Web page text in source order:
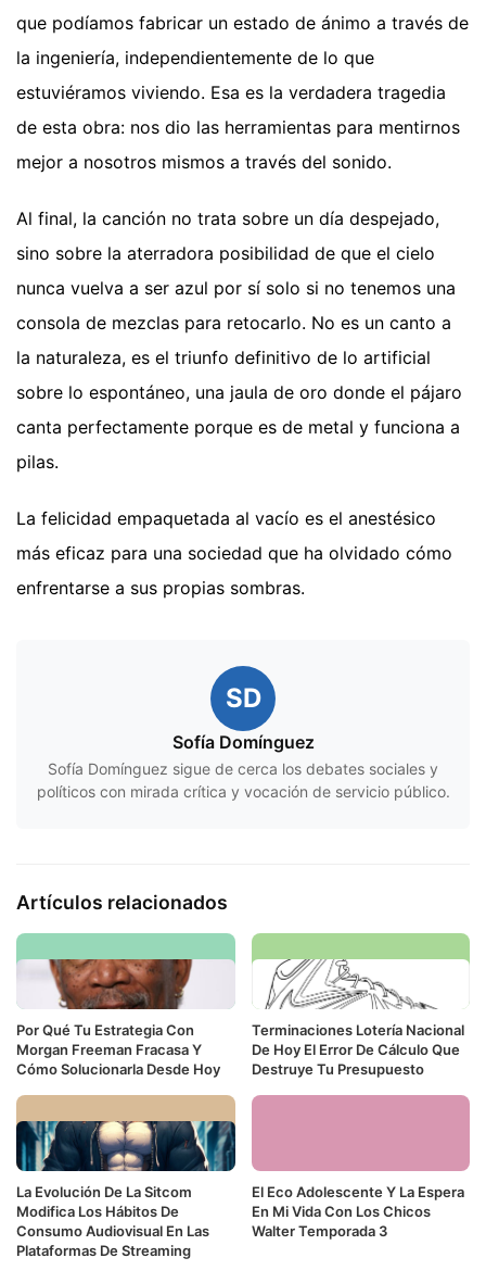
que podíamos fabricar un estado de ánimo a través de
la ingeniería, independientemente de lo que
estuviéramos viviendo. Esa es la verdadera tragedia
de esta obra: nos dio las herramientas para mentirnos
mejor a nosotros mismos a través del sonido.
Al final, la canción no trata sobre un día despejado,
sino sobre la aterradora posibilidad de que el cielo
nunca vuelva a ser azul por sí solo si no tenemos una
consola de mezclas para retocarlo. No es un canto a
la naturaleza, es el triunfo definitivo de lo artificial
sobre lo espontáneo, una jaula de oro donde el pájaro
canta perfectamente porque es de metal y funciona a
pilas.
La felicidad empaquetada al vacío es el anestésico
más eficaz para una sociedad que ha olvidado cómo
enfrentarse a sus propias sombras.
SD
Sofía Domínguez
Sofía Domínguez sigue de cerca los debates sociales y
políticos con mirada crítica y vocación de servicio público.
Artículos relacionados
Por Qué Tu Estrategia Con
Morgan Freeman Fracasa Y
Cómo Solucionarla Desde Hoy
Terminaciones Lotería Nacional
De Hoy El Error De Cálculo Que
Destruye Tu Presupuesto
La Evolución De La Sitcom
Modifica Los Hábitos De
Consumo Audiovisual En Las
Plataformas De Streaming
El Eco Adolescente Y La Espera
En Mi Vida Con Los Chicos
Walter Temporada 3